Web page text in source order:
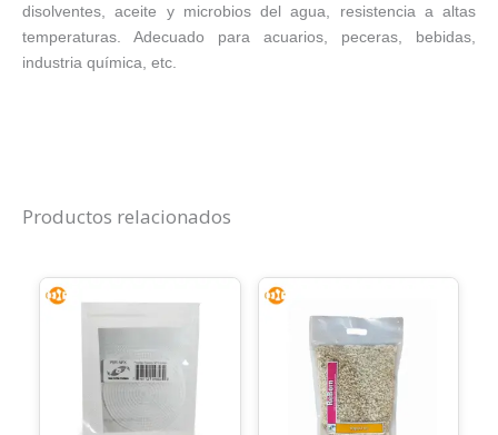
disolventes, aceite y microbios del agua, resistencia a altas
temperaturas. Adecuado para acuarios, peceras, bebidas,
industria química, etc.
Productos relacionados